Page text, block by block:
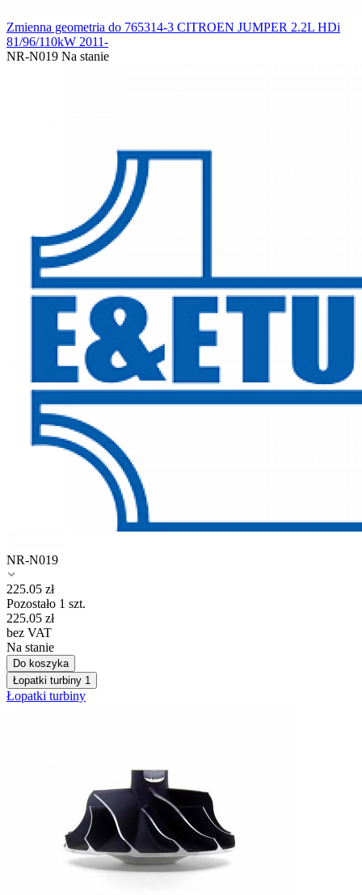
Zmienna geometria do 765314-3 CITROEN JUMPER 2.2L HDi
81/96/110kW 2011-
NR-N019 Na stanie
NR-N019
225.05 zł
Pozostało 1 szt.
225.05 zł
bez VAT
Na stanie
Do koszyka
Łopatki turbiny 1
Łopatki turbiny